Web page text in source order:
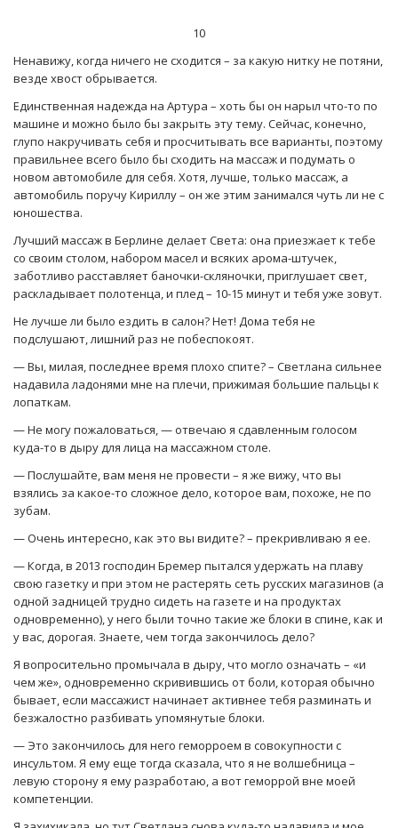
10
Ненавижу, когда ничего не сходится – за какую нитку не потяни,
везде хвост обрывается.
Единственная надежда на Артура – хоть бы он нарыл что-то по
машине и можно было бы закрыть эту тему. Сейчас, конечно,
глупо накручивать себя и просчитывать все варианты, поэтому
правильнее всего было бы сходить на массаж и подумать о
новом автомобиле для себя. Хотя, лучше, только массаж, а
автомобиль поручу Кириллу – он же этим занимался чуть ли не с
юношества.
Лучший массаж в Берлине делает Света: она приезжает к тебе
со своим столом, набором масел и всяких арома-штучек,
заботливо расставляет баночки-скляночки, приглушает свет,
раскладывает полотенца, и плед – 10-15 минут и тебя уже зовут.
Не лучше ли было ездить в салон? Нет! Дома тебя не
подслушают, лишний раз не побеспокоят.
— Вы, милая, последнее время плохо спите? – Светлана сильнее
надавила ладонями мне на плечи, прижимая большие пальцы к
лопаткам.
— Не могу пожаловаться, — отвечаю я сдавленным голосом
куда-то в дыру для лица на массажном столе.
— Послушайте, вам меня не провести – я же вижу, что вы
взялись за какое-то сложное дело, которое вам, похоже, не по
зубам.
— Очень интересно, как это вы видите? – прекривливаю я ее.
— Когда, в 2013 господин Бремер пытался удержать на плаву
свою газетку и при этом не растерять сеть русских магазинов (а
одной задницей трудно сидеть на газете и на продуктах
одновременно), у него были точно такие же блоки в спине, как и
у вас, дорогая. Знаете, чем тогда закончилось дело?
Я вопросительно промычала в дыру, что могло означать – «и
чем же», одновременно скривившись от боли, которая обычно
бывает, если массажист начинает активнее тебя разминать и
безжалостно разбивать упомянутые блоки.
— Это закончилось для него геморроем в совокупности с
инсультом. Я ему еще тогда сказала, что я не волшебница –
левую сторону я ему разработаю, а вот геморрой вне моей
компетенции.